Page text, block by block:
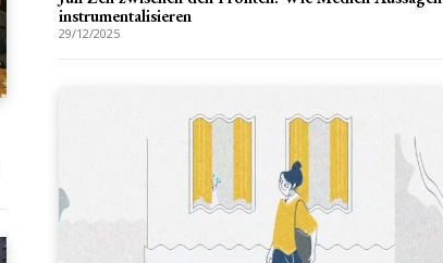
instrumentalisieren
29/12/2025